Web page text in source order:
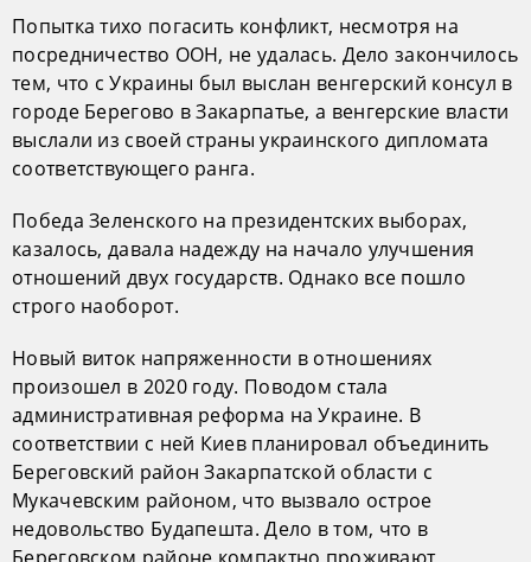
Попытка тихо погасить конфликт, несмотря на
посредничество ООН, не удалась. Дело закончилось
тем, что с Украины был выслан венгерский консул в
городе Берегово в Закарпатье, а венгерские власти
выслали из своей страны украинского дипломата
соответствующего ранга.
Победа Зеленского на президентских выборах,
казалось, давала надежду на начало улучшения
отношений двух государств. Однако все пошло
строго наоборот.
Новый виток напряженности в отношениях
произошел в 2020 году. Поводом стала
административная реформа на Украине. В
соответствии с ней Киев планировал объединить
Береговский район Закарпатской области с
Мукачевским районом, что вызвало острое
недовольство Будапешта. Дело в том, что в